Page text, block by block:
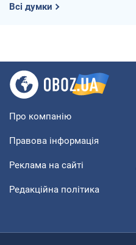
Всі думки
Про компанію
Правова інформація
Реклама на сайті
Редакційна політика